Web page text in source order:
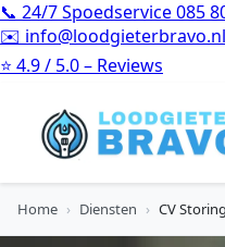
📞 24/7 Spoedservice085
✉️ info@loodgieterbravo.nl
⭐ 4.9 / 5.0 – Reviews
Home › Diensten › CV